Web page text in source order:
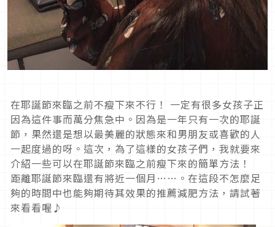
在耶誕節來臨之前不瘦下來不行！ 一定有很多女孩子正
因為這件事而萬分焦急中。因為是一年只有一次的耶誕
節，果然還是想以最美麗的狀態來和男朋友或喜歡的人
一起度過的呀。這次，為了這樣的女孩子們，我就要來
介紹一些可以在耶誕節來臨之前瘦下來的簡單方法！
距離耶誕節來臨還有將近一個月……。在這段不怎麼足
夠的時間中也能夠期待其效果的推薦減肥方法，請試著
來看看喔♪